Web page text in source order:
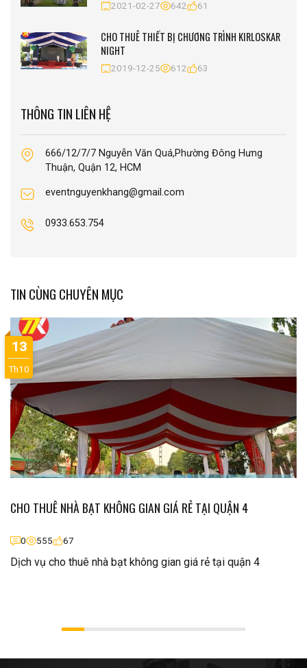
2021-02-27 642 61
CHO THUÊ THIẾT BỊ CHƯƠNG TRÌNH KIRLOSKAR
NIGHT
2019-12-25 612 63
THÔNG TIN LIÊN HỆ
666/12/7/7 Nguyễn Văn Quá,Phường Đông Hưng
Thuận, Quận 12, HCM
eventnguyenkhang@gmail.com
0933.653.754
TIN CÙNG CHUYÊN MỤC
CHO THUÊ NHÀ BẠT KHÔNG GIAN GIÁ RẺ TẠI QUẬN 4
0 555 67
Dịch vụ cho thuê nhà bạt không gian giá rẻ tại quận 4
13
Th10